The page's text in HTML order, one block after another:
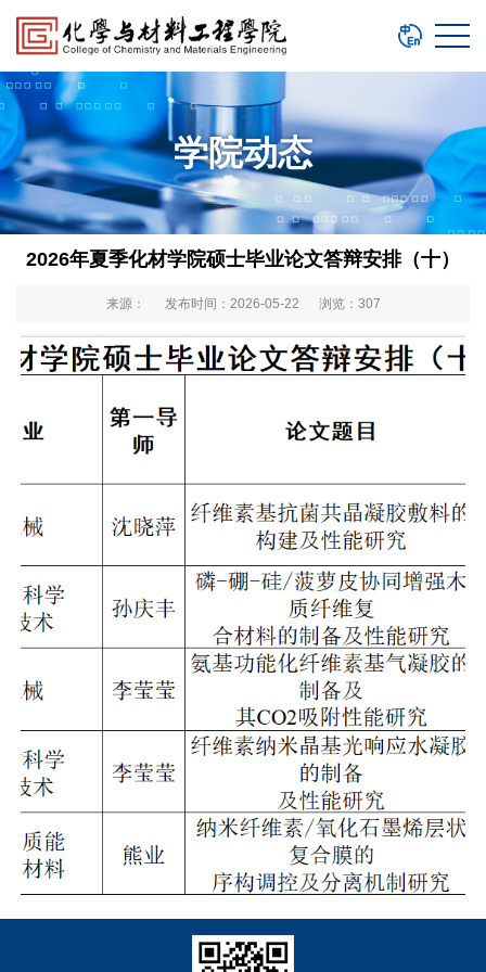
学院动态
2026年夏季化材学院硕士毕业论文答辩安排（十）
来源： 发布时间：2026-05-22 浏览： 307